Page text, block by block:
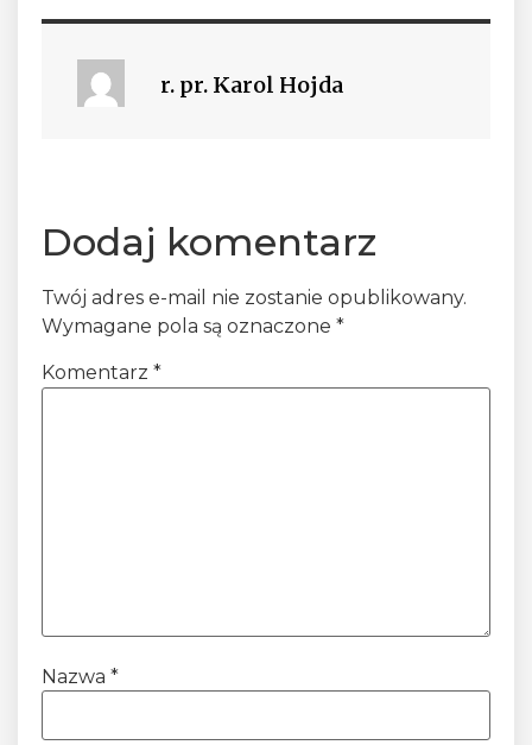
r. pr. Karol Hojda
Dodaj komentarz
Twój adres e-mail nie zostanie opublikowany.
Wymagane pola są oznaczone *
Komentarz *
Nazwa *